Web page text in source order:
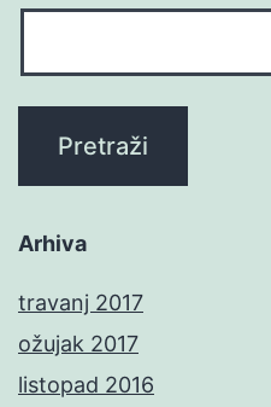
Arhiva
travanj 2017
ožujak 2017
listopad 2016